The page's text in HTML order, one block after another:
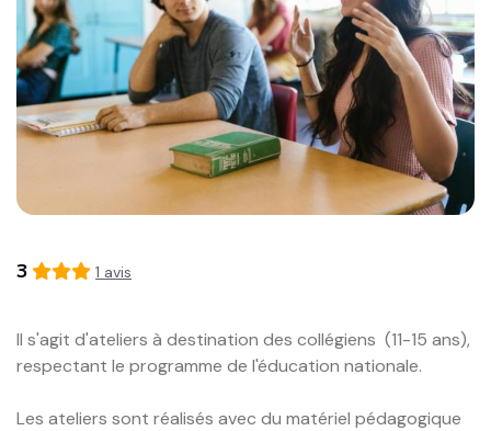
3 1 avis
Il s'agit d'ateliers à destination des collégiens  (11-15 ans),
respectant le programme de l'éducation nationale.
Les ateliers sont réalisés avec du matériel pédagogique